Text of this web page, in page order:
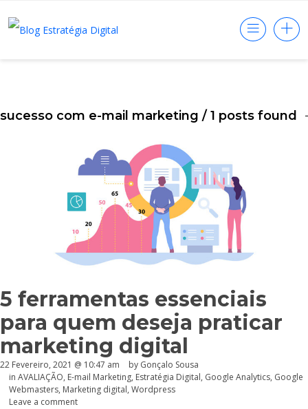
sucesso com e-mail marketing / 1 posts found
5 ferramentas essenciais
para quem deseja praticar
marketing digital
22 Fevereiro, 2021 @ 10:47 am by Gonçalo Sousa
in AVALIAÇÃO, E-mail Marketing, Estratégia Digital, Google Analytics, Google
Webmasters, Marketing digital, Wordpress
Leave a comment